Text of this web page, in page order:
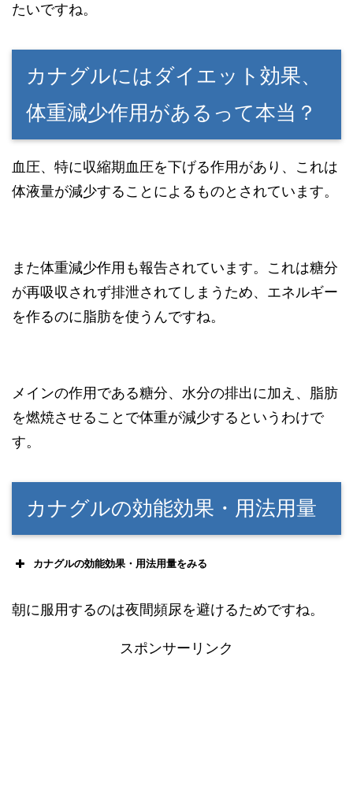
たいですね。
カナグルにはダイエット効果、
体重減少作用があるって本当？
血圧、特に収縮期血圧を下げる作用があり、これは
体液量が減少することによるものとされています。
また体重減少作用も報告されています。これは糖分
が再吸収されず排泄されてしまうため、エネルギー
を作るのに脂肪を使うんですね。
メインの作用である糖分、水分の排出に加え、脂肪
を燃焼させることで体重が減少するというわけで
す。
カナグルの効能効果・用法用量
カナグルの効能効果・用法用量をみる
朝に服用するのは夜間頻尿を避けるためですね。
スポンサーリンク